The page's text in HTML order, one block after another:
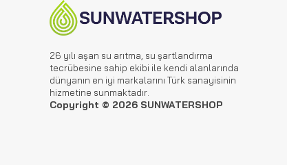
26 yılı aşan su arıtma, su şartlandırma
tecrübesine sahip ekibi ile kendi alanlarında
dünyanın en iyi markalarını Türk sanayisinin
hizmetine sunmaktadır.
Copyright © 2026 SUNWATERSHOP